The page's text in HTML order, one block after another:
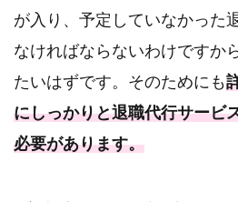
が入り、予定していなかった
なければならないわけですか
たいはずです。そのためにも
にしっかりと退職代行サービ
必要があります。